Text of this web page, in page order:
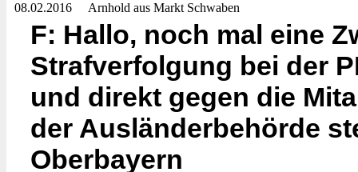
08.02.2016 Arnhold aus Markt Schwaben
F: Hallo, noch mal eine
Strafverfolgung bei der
und direkt gegen die
der Ausländerbehörde
Oberbayern